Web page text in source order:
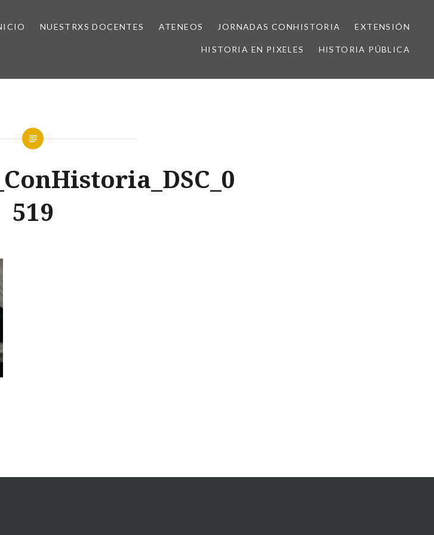
NUESTRXS DOCENTES ATENEOS JORNADAS CONHISTORIA EXTENSIÓN
HISTORIA EN PIXELES HISTORIA PÚBLICA
519